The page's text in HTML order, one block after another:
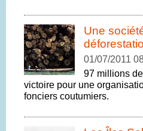
Une
01/07/2011
97 millions
victoire pour une
fonciers coutumiers.